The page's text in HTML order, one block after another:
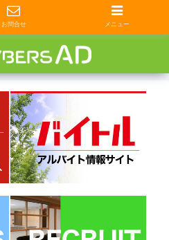
お問合せ メニュー